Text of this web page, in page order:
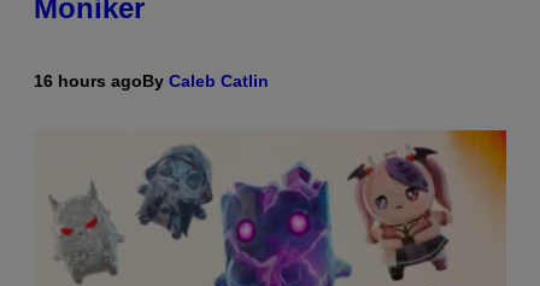
Moniker
16 hours agoBy Caleb Catlin